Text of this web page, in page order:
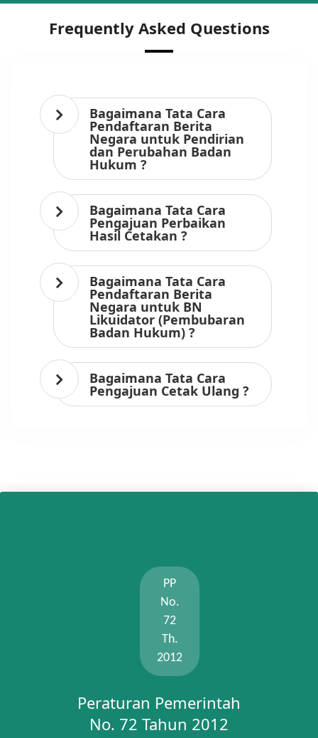
Frequently Asked Questions
Bagaimana Tata Cara
Pendaftaran Berita
Negara untuk Pendirian
dan Perubahan Badan
Hukum ?
Bagaimana Tata Cara
Pengajuan Perbaikan
Hasil Cetakan ?
Bagaimana Tata Cara
Pendaftaran Berita
Negara untuk BN
Likuidator (Pembubaran
Badan Hukum) ?
Bagaimana Tata Cara
Pengajuan Cetak Ulang ?
PP
No.
72
Th.
2012
Peraturan Pemerintah
No. 72 Tahun 2012